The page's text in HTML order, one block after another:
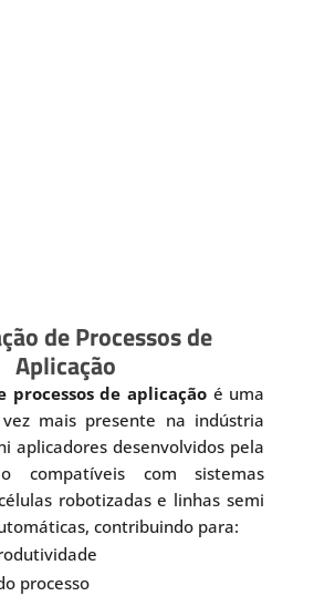
de Processos de
Aplicação
processos de aplicaçãoé uma
mais presente na indústria
aplicadores desenvolvidos pela
compatíveis com sistemas
robotizadas e linhas semi
contribuindo para:
processo